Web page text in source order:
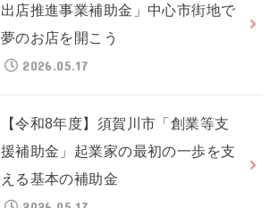
出店推進事業補助金」中心市街地で
夢のお店を開こう
2026.05.17
【令和8年度】須賀川市「創業等支
援補助金」起業家の最初の一歩を支
える基本の補助金